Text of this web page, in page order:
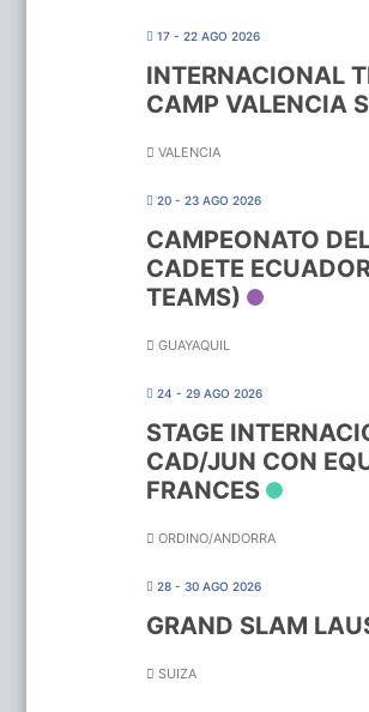
17 - 22 AGO 2026
INTERNACIONAL
CAMP VALENCIA
VALENCIA
20 - 23 AGO 2026
CAMPEONATO
CADETE
TEAMS)
GUAYAQUIL
24 - 29 AGO 2026
STAGE
CAD/JUN CON
FRANCES
ORDINO/ANDORRA
28 - 30 AGO 2026
GRAND SLAM
SUIZA